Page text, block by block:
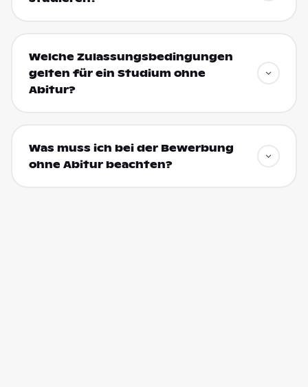
Welche Zulassungsbedingungen
gelten für ein Studium ohne
Abitur?
Was muss ich bei der Bewerbung
ohne Abitur beachten?